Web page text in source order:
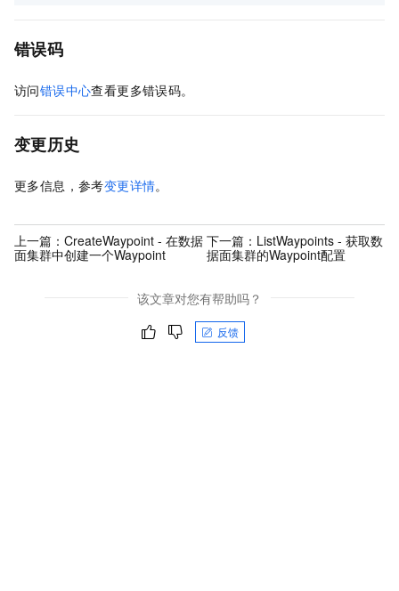
错误码
访问错误中心查看更多错误码。
变更历史
更多信息，参考变更详情。
上一篇： CreateWaypoint - 在数据
面集群中创建一个Waypoint
下一篇： ListWaypoints - 获取数
据面集群的Waypoint配置
该文章对您有帮助吗？
反馈